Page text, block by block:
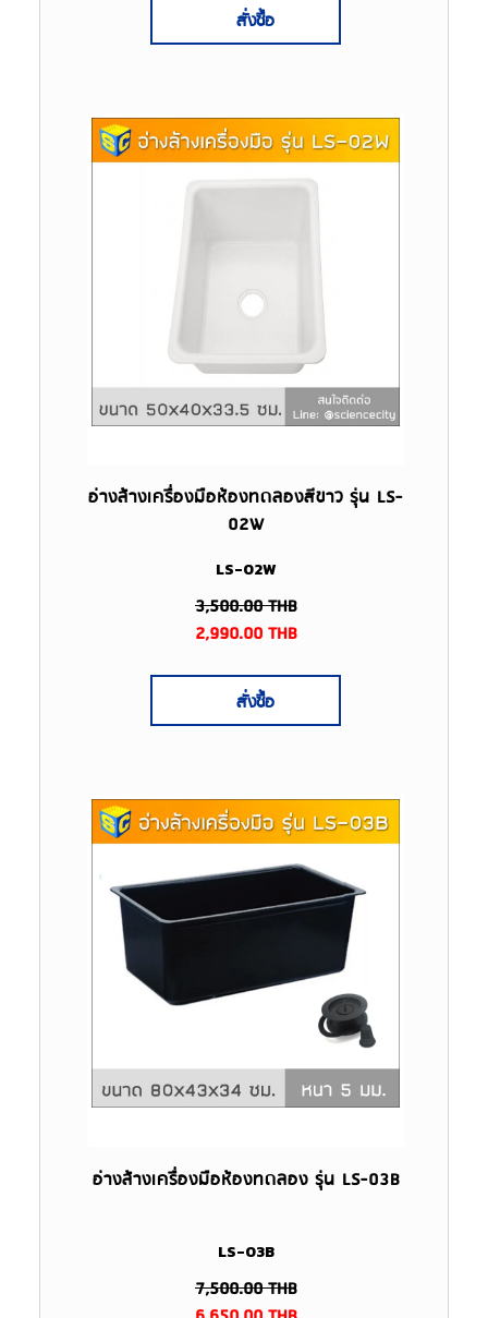
สั่งซื้อ
อ่างล้างเครื่องมือห้องทดลองสีขาว รุ่น LS-
02W
LS-02W
3,500.00THB
2,990.00THB
สั่งซื้อ
อ่างล้างเครื่องมือห้องทดลอง รุ่น LS-03B
LS-03B
7,500.00THB